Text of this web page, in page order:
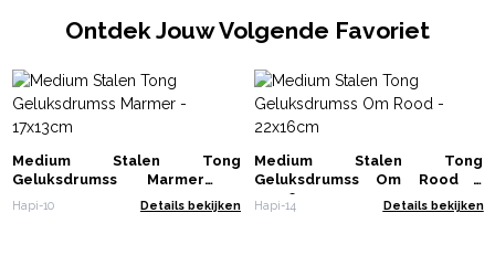
Ontdek Jouw Volgende Favoriet
Medium Stalen Tong
Geluksdrumss Marmer -
17x13cm
Hapi-10 Details bekijken
Medium Stalen Tong
Geluksdrumss Om Rood -
22x16cm
Hapi-14 Details bekijken